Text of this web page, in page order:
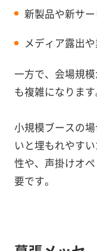
新製品や新サ
メディア露出
一方で、会場規
も複雑になります
小規模ブースの
いと埋もれやす
性や、声掛けオ
要です。